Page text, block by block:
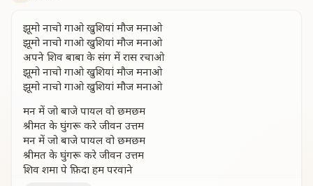
झूमो नाचो गाओ खुशियां मौज मनाओ
झूमो नाचो गाओ खुशियां मौज मनाओ
अपने शिव बाबा के संग में रास रचाओ
झूमो नाचो गाओ खुशियां मौज मनाओ
झूमो नाचो गाओ खुशियां मौज मनाओ
मन में जो बाजे पायल वो छमछम
श्रीमत के घुंगरू करे जीवन उत्तम
मन में जो बाजे पायल वो छमछम
श्रीमत के घुंगरू करे जीवन उत्तम
शिव शमा पे फ़िदा हम परवाने